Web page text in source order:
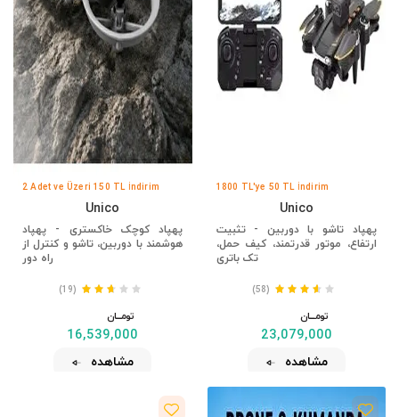
1800 TL'ye 50 TL İndirim
Unico
پهپاد تاشو با دوربین - تثبیت
ارتفاع، موتور قدرتمند، کیف حمل،
تک باتری
(58)
تومــــــان
23,079,000
مشاهده
2 Adet ve Üzeri 150 TL İndirim
Unico
پهپاد کوچک خاکستری - پهپاد
هوشمند با دوربین، تاشو و کنترل از
راه دور
(19)
تومــــــان
16,539,000
مشاهده